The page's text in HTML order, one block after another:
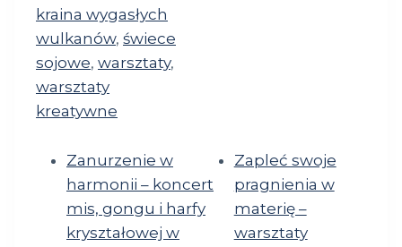
kraina wygasłych
wulkanów, świece
sojowe, warsztaty,
warsztaty
kreatywne
Zanurzenie w
harmonii – koncert
mis, gongu i harfy
kryształowej w
Zapleć swoje
pragnienia w
materię –
warsztaty